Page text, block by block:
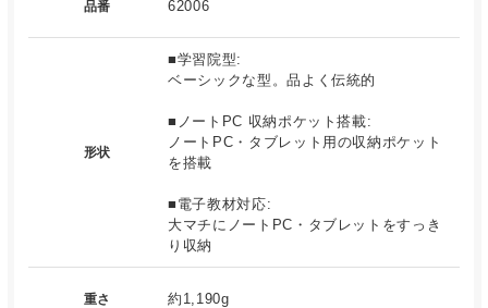
品番 62006
形状
■学習院型:
ベーシックな型。品よく伝統的
■ノートPC 収納ポケット搭載:
ノートPC・タブレット用の収納ポケット
を搭載
■電子教材対応:
大マチにノートPC・タブレットをすっき
り収納
重さ 約1,190g